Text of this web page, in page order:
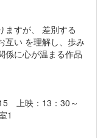
ますが、 差別する
互い を理解し、歩み
係に心が温まる作品
15 上映：13：30～
1